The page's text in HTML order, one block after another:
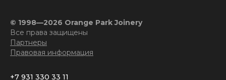
© 1998—2026 Orange Park Joinery
Все права защищены
Партнеры
Правовая информация
+7 931 330 33 11